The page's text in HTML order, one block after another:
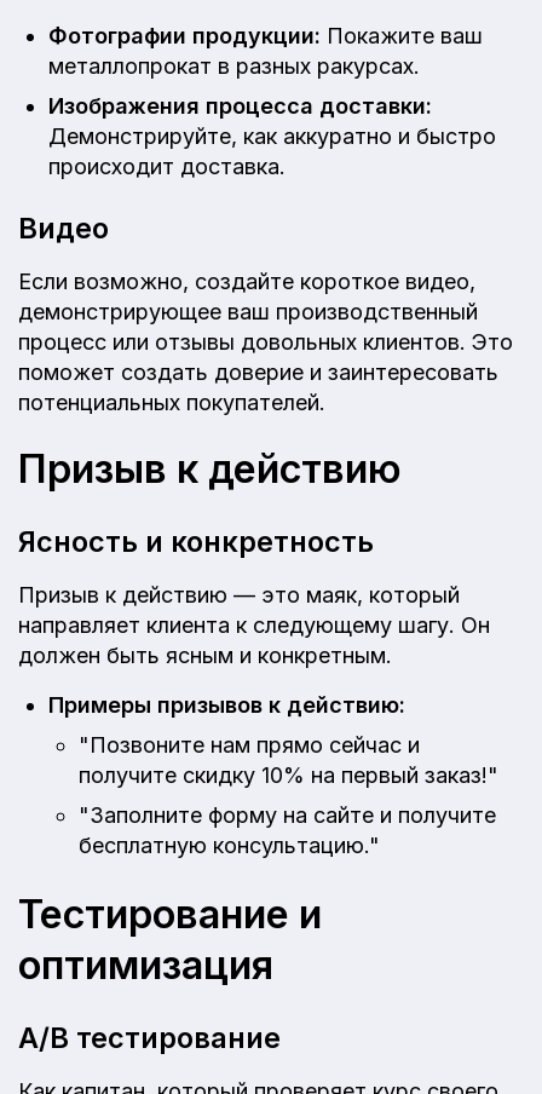
Фотографии продукции: Покажите ваш
металлопрокат в разных ракурсах.
Изображения процесса доставки:
Демонстрируйте, как аккуратно и быстро
происходит доставка.
Видео
Если возможно, создайте короткое видео,
демонстрирующее ваш производственный
процесс или отзывы довольных клиентов. Это
поможет создать доверие и заинтересовать
потенциальных покупателей.
Призыв к действию
Ясность и конкретность
Призыв к действию — это маяк, который
направляет клиента к следующему шагу. Он
должен быть ясным и конкретным.
Примеры призывов к действию:
"Позвоните нам прямо сейчас и
получите скидку 10% на первый заказ!"
"Заполните форму на сайте и получите
бесплатную консультацию."
Тестирование и
оптимизация
A/B тестирование